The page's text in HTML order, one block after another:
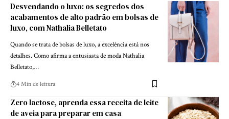
Desvendando o luxo: os segredos dos
acabamentos de alto padrão em bolsas de
luxo, com Nathalia Belletato
Quando se trata de bolsas de luxo, a excelência está nos
detalhes. Como afirma a entusiasta de moda Nathalia
Belletato,…
4 Min de leitura
Zero lactose, aprenda essa receita de leite
de aveia para preparar em casa